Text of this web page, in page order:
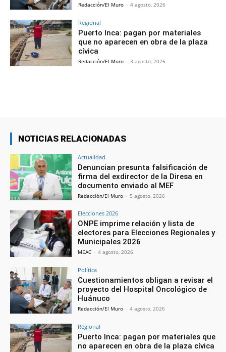
Redacción/El Muro - 4 agosto, 2026
Regional
Puerto Inca: pagan por materiales
que no aparecen en obra de la plaza
cívica
Redacción/El Muro - 3 agosto, 2026
NOTICIAS RELACIONADAS
Actualidad
Denuncian presunta falsificación de
firma del exdirector de la Diresa en
documento enviado al MEF
Redacción/El Muro - 5 agosto, 2026
Elecciones 2026
ONPE imprime relación y lista de
electores para Elecciones Regionales y
Municipales 2026
MEAC - 4 agosto, 2026
Política
Cuestionamientos obligan a revisar el
proyecto del Hospital Oncológico de
Huánuco
Redacción/El Muro - 4 agosto, 2026
Regional
Puerto Inca: pagan por materiales que
no aparecen en obra de la plaza cívica